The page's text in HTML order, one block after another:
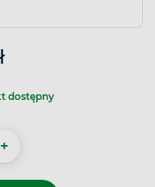
dostępny
+